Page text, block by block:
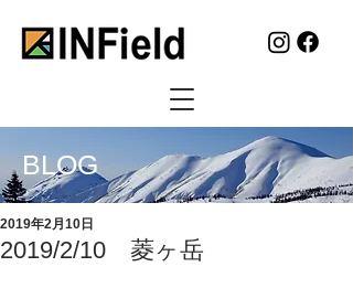
BLOG
2019/2/10 菱ヶ岳
2019年2月10日